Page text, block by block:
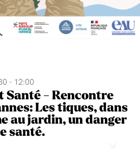
- 12:00
Santé - Rencontre
Les tiques, dans
au jardin, un danger
santé.